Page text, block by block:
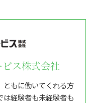
ス株式会社
ともに働いてくれる方
は経験者も未経験者も